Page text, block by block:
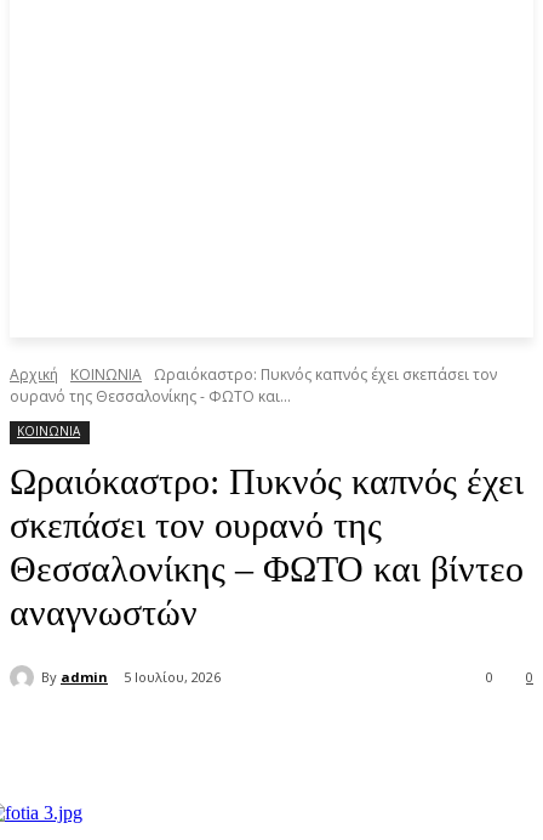
Αρχική ΚΟΙΝΩΝΙΑ Ωραιόκαστρο: Πυκνός καπνός έχει σκεπάσει τον
ουρανό της Θεσσαλονίκης - ΦΩΤΟ και...
ΚΟΙΝΩΝΙΑ
Ωραιόκαστρο: Πυκνός καπνός έχει
σκεπάσει τον ουρανό της
Θεσσαλονίκης – ΦΩΤΟ και βίντεο
αναγνωστών
By admin 5 Ιουλίου, 2026 0
0